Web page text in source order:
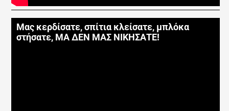
Μας κερδίσατε, σπίτια κλείσατε, μπλόκα
στήσατε, ΜΑ ΔΕΝ ΜΑΣ ΝΙΚΗΣΑΤΕ!